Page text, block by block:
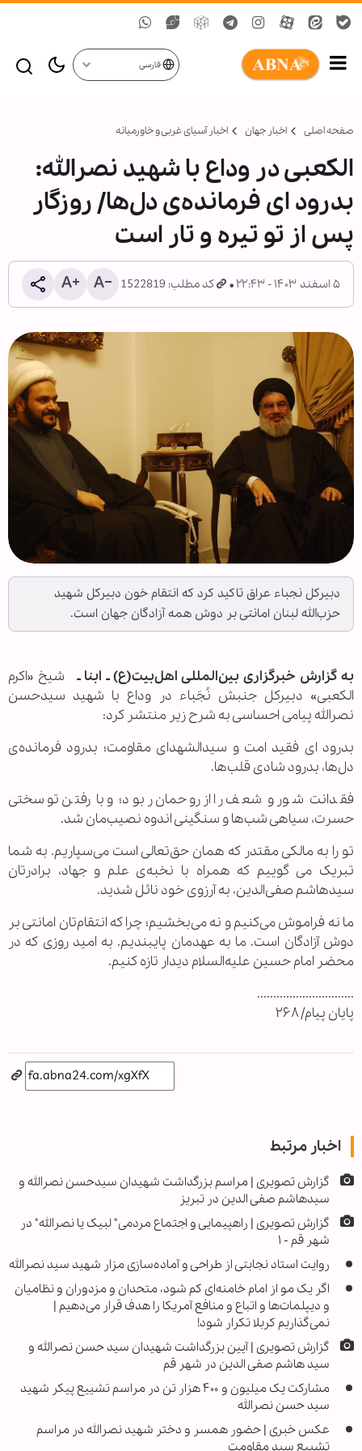
فارسی
صفحه اصلی اخبار جهان اخبار آسیای غربی و خاورمیانه
الکعبی در وداع با شهید نصرالله:
بدرود ای فرمانده‌ی دل‌ها/ روزگار
پس از تو تیره و تار است
۵ اسفند ۱۴۰۳ - ۲۲:۴۳ کد مطلب: 1522819
دبیرکل نجباء عراق تاکید کرد که انتقام خون دبیرکل شهید
حزب‌الله لبنان امانتی بر دوش همه آزادگان جهان است.
به گزارش خبرگزاری بین‌المللی اهل‌بیت(ع) ـ ابنا ـ شیخ «اکرم
الکعبی» دبیرکل جنبش نُجَباء در وداع با شهید سیدحسن
نصرالله پیامی احساسی به شرح زیر منتشر کرد:
بدرود ای فقید امت و سیدالشهدای مقاومت؛ بدرود فرمانده‌ی
دل‌ها، بدرود شادی قلب‌ها.
فقدانت شور و شعف را از روحمان ربود؛ و با رفتن تو سختی
حسرت، سیاهی شب‌ها و سنگینی اندوه نصیب‌مان شد.
تو را به مالکی مقتدر که همان حق‌تعالی است می‌سپاریم. به شما
تبریک می گوییم که همراه با نخبه‌ی علم و جهاد، برادرتان
سیدهاشم صفی‌الدین، به آرزوی خود نائل شدید.
ما نه فراموش می‌کنیم و نه می‌بخشیم؛ چرا که انتقام‌تان امانتی بر
دوش آزادگان است. ما به عهدمان پایبندیم. به امید روزی که در
محضر امام حسین علیه‌السلام دیدار تازه کنیم.
..............................
پایان پیام/ ۲۶۸
اخبار مرتبط
گزارش تصویری | مراسم بزرگداشت شهیدان سیدحسن نصرالله و
سیدهاشم صفی الدین در تبریز
گزارش تصویری | راهپیمایی و اجتماع مردمی" لبیک یا نصرالله" در
شهر قم - ۱
روایت استاد نجابتی از طراحی و آماده‌سازی مزار شهید سید نصرالله
اگر یک مو از امام خامنه‌ای کم شود، متحدان و مزدوران و نظامیان
و دیپلمات‌ها و اتباع و منافع آمریکا را هدف قرار می‌دهیم |
نمی‌گذاریم کربلا تکرار شود!
گزارش تصویری | آیین بزرگداشت شهیدان سید حسن نصرالله و
سید هاشم صفی الدین در شهر قم
مشارکت یک میلیون و ۴۰۰ هزار تن در مراسم تشییع پیکر شهید
سید حسن نصرالله
عکس خبری | حضور همسر و دختر شهید نصرالله در مراسم
تشییع سید مقاومت